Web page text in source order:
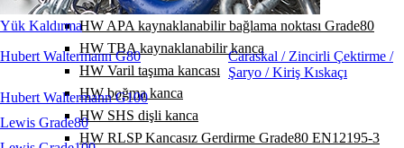
Yük Kaldırma
Hubert Waltermann G80
Hubert Waltermann G100
Lewis Grade80
Caraskal / Zincirli Çektirme /
Şaryo / Kiriş Kıskaçı
HW KLW fırdöndü rulmanlı
HW APA kaynaklanabilir bağlama noktası Grade80
HW TBA kaynaklanabilir kanca
HW Varil taşıma kancası
HW boğma kanca
HW SHS dişli kanca
HW RLSP Kancasız Gerdirme Grade80 EN12195-3